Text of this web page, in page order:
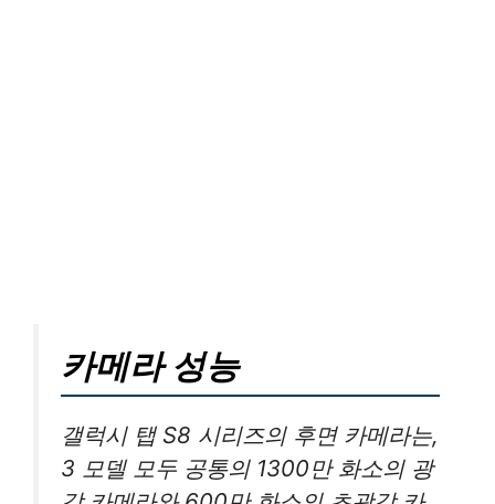
카메라 성능
갤럭시 탭 S8 시리즈의 후면 카메라는,
3 모델 모두 공통의 1300만 화소의 광